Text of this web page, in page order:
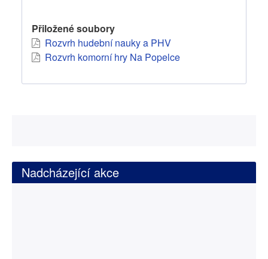
Přiložené soubory
Rozvrh hudební nauky a PHV
Rozvrh komorní hry Na Popelce
Nadcházející akce